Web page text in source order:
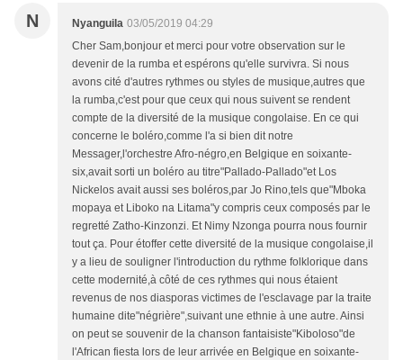
N Nyanguila 03/05/2019 04:29
Cher Sam,bonjour et merci pour votre observation sur le
devenir de la rumba et espérons qu'elle survivra. Si nous
avons cité d'autres rythmes ou styles de musique,autres que
la rumba,c'est pour que ceux qui nous suivent se rendent
compte de la diversité de la musique congolaise. En ce qui
concerne le boléro,comme l'a si bien dit notre
Messager,l'orchestre Afro-négro,en Belgique en soixante-
six,avait sorti un boléro au titre"Pallado-Pallado"et Los
Nickelos avait aussi ses boléros,par Jo Rino,tels que"Mboka
mopaya et Liboko na Litama"y compris ceux composés par le
regretté Zatho-Kinzonzi. Et Nimy Nzonga pourra nous fournir
tout ça. Pour étoffer cette diversité de la musique congolaise,il
y a lieu de souligner l'introduction du rythme folklorique dans
cette modernité,à côté de ces rythmes qui nous étaient
revenus de nos diasporas victimes de l'esclavage par la traite
humaine dite"négrière",suivant une ethnie à une autre. Ainsi
on peut se souvenir de la chanson fantaisiste"Kiboloso"de
l'African fiesta lors de leur arrivée en Belgique en soixante-